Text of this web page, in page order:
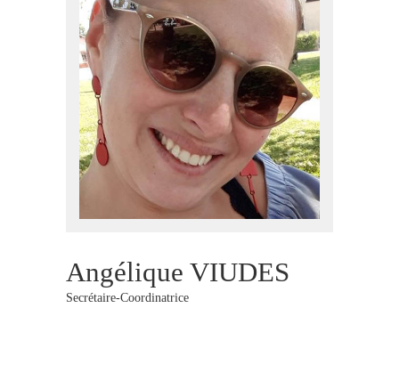
Angélique VIUDES
Secrétaire-Coordinatrice